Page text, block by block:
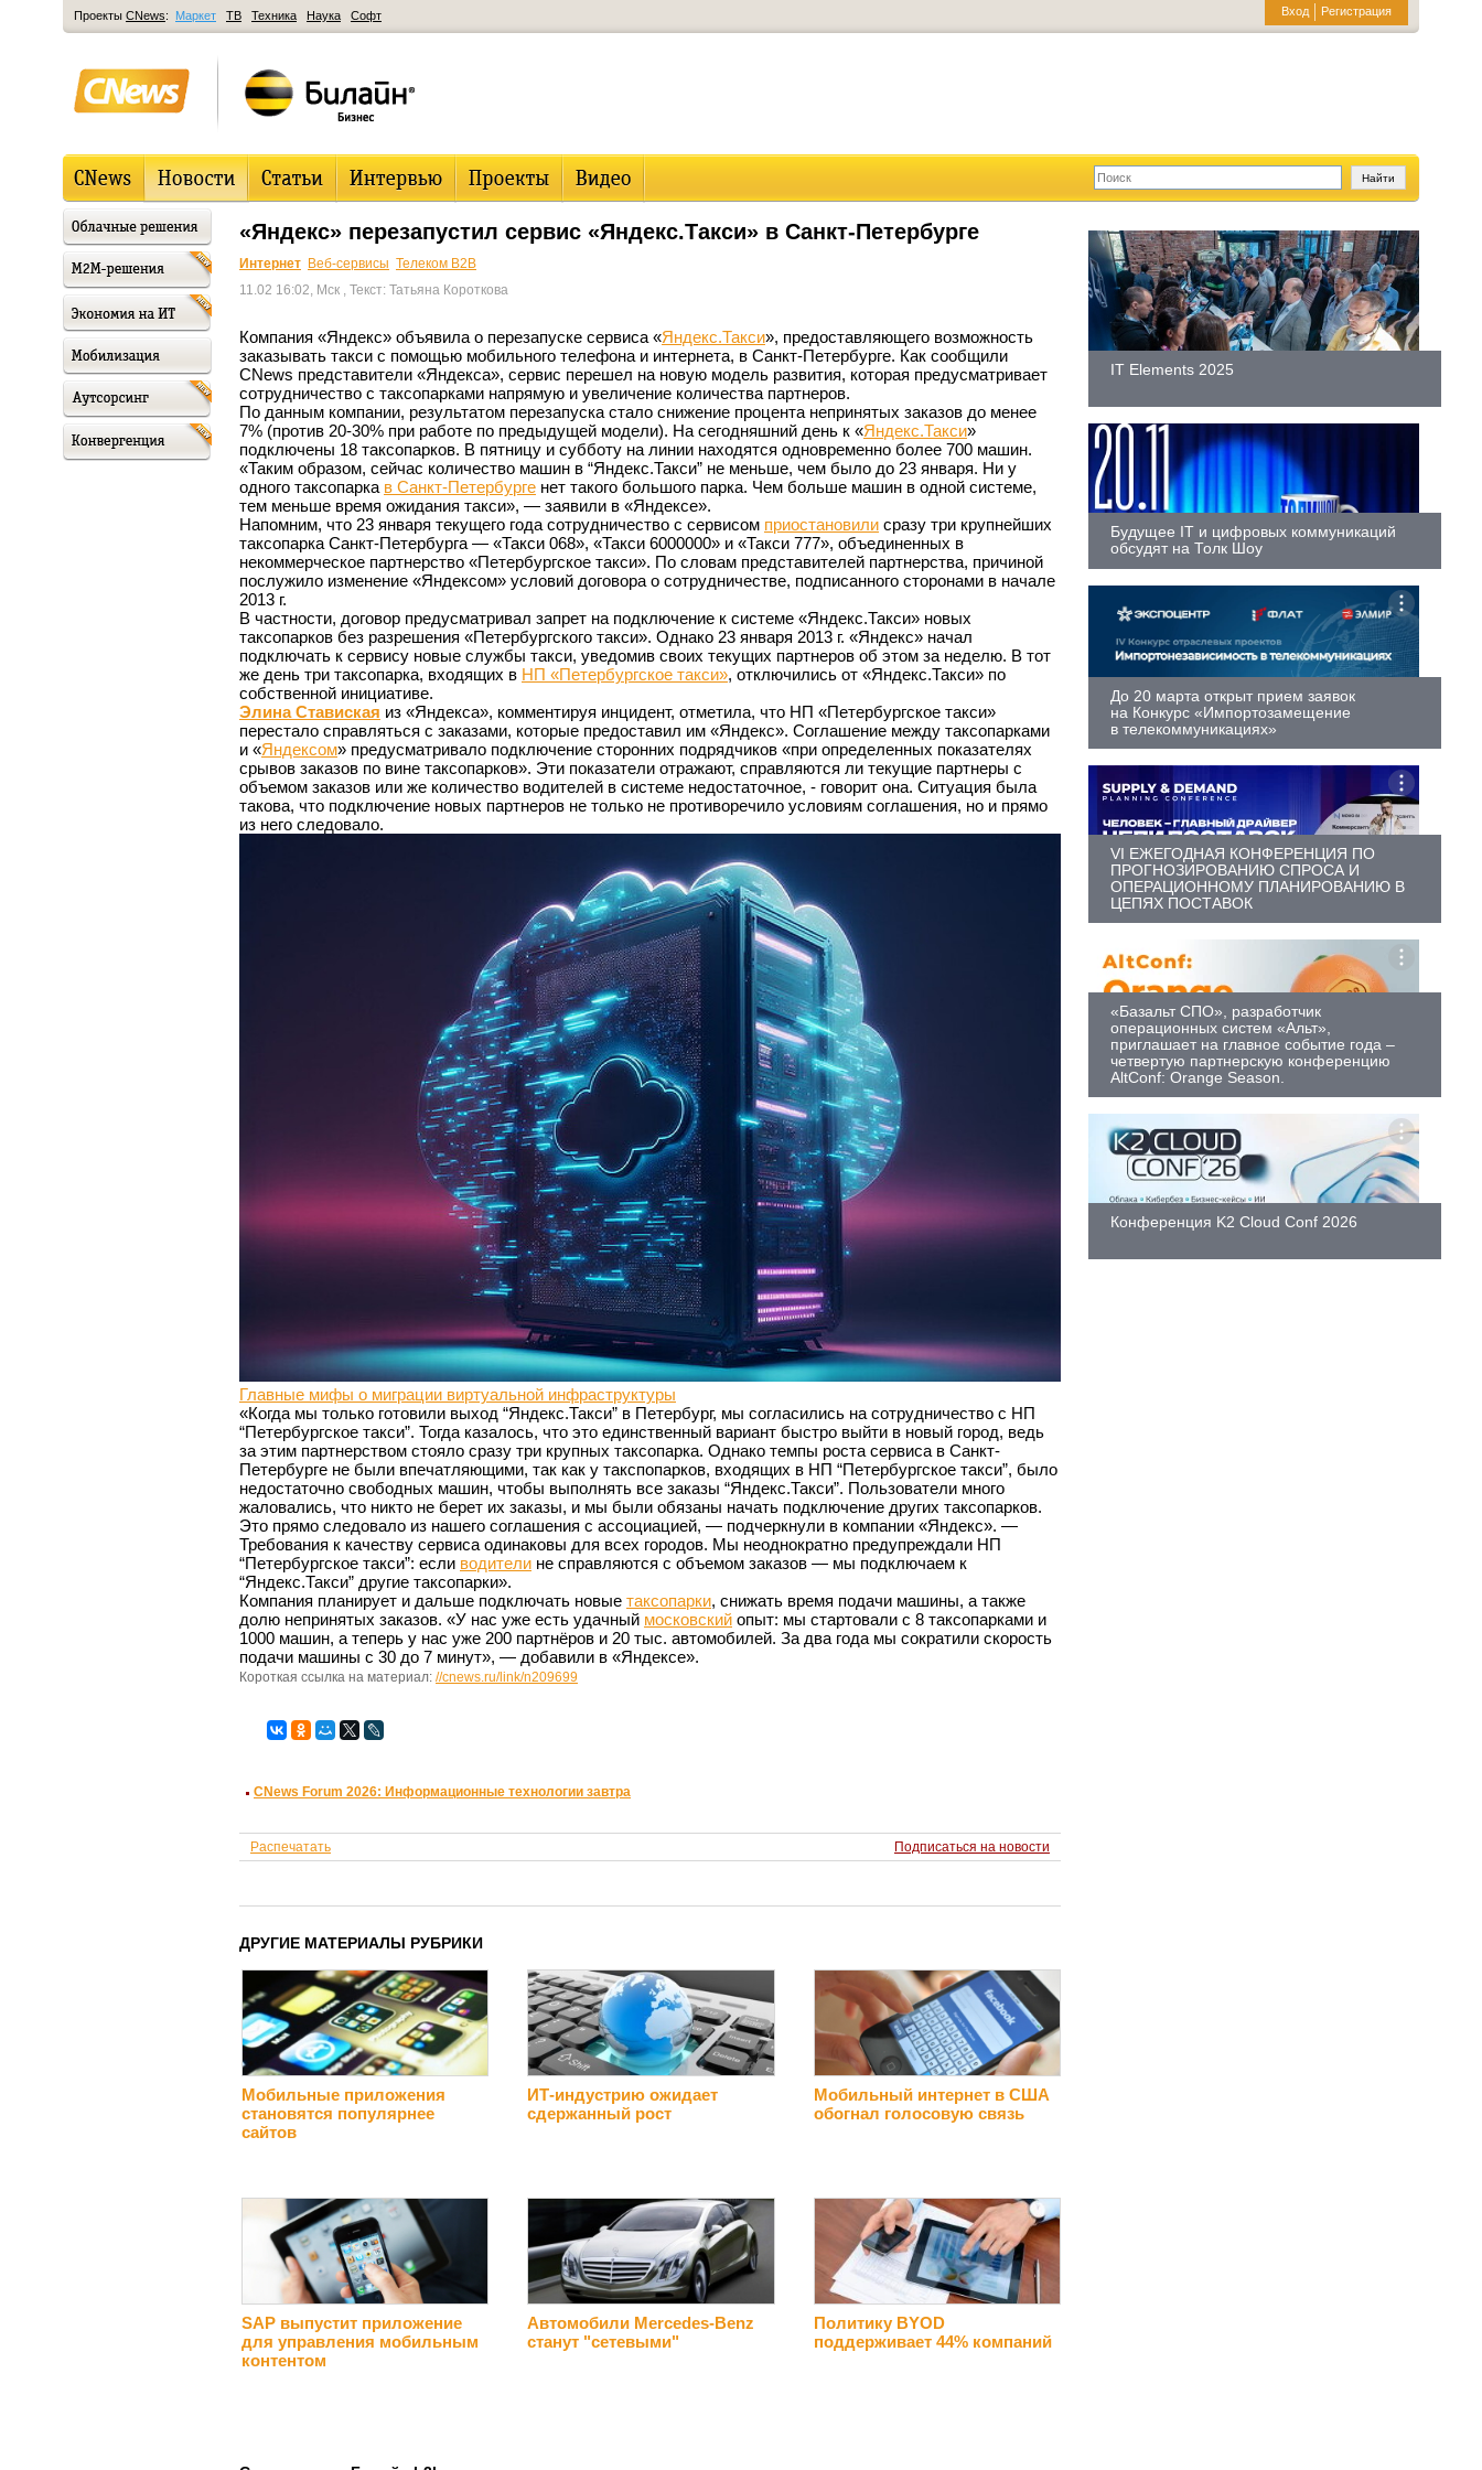
Вход Регистрация
Проекты CNews: Маркет ТВ Техника Наука Софт
«Яндекс» перезапустил сервис «Яндекс.Такси» в Санкт-Петербурге
Интернет Веб-сервисы Телеком B2B
11.02 16:02, Мск , Текст: Татьяна Короткова
Компания «Яндекс» объявила о перезапуске сервиса «Яндекс.Такси», предоставляющего возможность
заказывать такси с помощью мобильного телефона и интернета, в Санкт-Петербурге. Как сообщили
CNews представители «Яндекса», сервис перешел на новую модель развития, которая предусматривает
сотрудничество с таксопарками напрямую и увеличение количества партнеров.
По данным компании, результатом перезапуска стало снижение процента непринятых заказов до менее
7% (против 20-30% при работе по предыдущей модели). На сегодняшний день к «Яндекс.Такси»
подключены 18 таксопарков. В пятницу и субботу на линии находятся одновременно более 700 машин.
«Таким образом, сейчас количество машин в “Яндекс.Такси” не меньше, чем было до 23 января. Ни у
одного таксопарка в Санкт-Петербурге нет такого большого парка. Чем больше машин в одной системе,
тем меньше время ожидания такси», — заявили в «Яндексе».
Напомним, что 23 января текущего года сотрудничество с сервисом приостановили сразу три крупнейших
таксопарка Санкт-Петербурга — «Такси 068», «Такси 6000000» и «Такси 777», объединенных в
некоммерческое партнерство «Петербургское такси». По словам представителей партнерства, причиной
послужило изменение «Яндексом» условий договора о сотрудничестве, подписанного сторонами в начале
2013 г.
В частности, договор предусматривал запрет на подключение к системе «Яндекс.Такси» новых
таксопарков без разрешения «Петербургского такси». Однако 23 января 2013 г. «Яндекс» начал
подключать к сервису новые службы такси, уведомив своих текущих партнеров об этом за неделю. В тот
же день три таксопарка, входящих в НП «Петербургское такси», отключились от «Яндекс.Такси» по
собственной инициативе.
Элина Ставиская из «Яндекса», комментируя инцидент, отметила, что НП «Петербургское такси»
перестало справляться с заказами, которые предоставил им «Яндекс». Соглашение между таксопарками
и «Яндексом» предусматривало подключение сторонних подрядчиков «при определенных показателях
срывов заказов по вине таксопарков». Эти показатели отражают, справляются ли текущие партнеры с
объемом заказов или же количество водителей в системе недостаточное, - говорит она. Ситуация была
такова, что подключение новых партнеров не только не противоречило условиям соглашения, но и прямо
из него следовало.
Главные мифы о миграции виртуальной инфраструктуры
«Когда мы только готовили выход “Яндекс.Такси” в Петербург, мы согласились на сотрудничество с НП
“Петербургское такси”. Тогда казалось, что это единственный вариант быстро выйти в новый город, ведь
за этим партнерством стояло сразу три крупных таксопарка. Однако темпы роста сервиса в Санкт-
Петербурге не были впечатляющими, так как у такспопарков, входящих в НП “Петербургское такси”, было
недостаточно свободных машин, чтобы выполнять все заказы “Яндекс.Такси”. Пользователи много
жаловались, что никто не берет их заказы, и мы были обязаны начать подключение других таксопарков.
Это прямо следовало из нашего соглашения с ассоциацией, — подчеркнули в компании «Яндекс». —
Требования к качеству сервиса одинаковы для всех городов. Мы неоднократно предупреждали НП
“Петербургское такси”: если водители не справляются с объемом заказов — мы подключаем к
“Яндекс.Такси” другие таксопарки».
Компания планирует и дальше подключать новые таксопарки, снижать время подачи машины, а также
долю непринятых заказов. «У нас уже есть удачный московский опыт: мы стартовали с 8 таксопарками и
1000 машин, а теперь у нас уже 200 партнёров и 20 тыс. автомобилей. За два года мы сократили скорость
подачи машины с 30 до 7 минут», — добавили в «Яндексе».
Короткая ссылка на материал: //cnews.ru/link/n209699
CNews Forum 2026: Информационные технологии завтра
Распечатать Подписаться на новости
ДРУГИЕ МАТЕРИАЛЫ РУБРИКИ
Мобильные приложения
становятся популярнее
сайтов
ИТ-индустрию ожидает
сдержанный рост
Мобильный интернет в США
обогнал голосовую связь
SAP выпустит приложение
для управления мобильным
контентом
Автомобили Mercedes-Benz
станут "сетевыми"
Политику BYOD
поддерживает 44% компаний
IT Elements 2025
Будущее IT и цифровых коммуникаций
обсудят на Толк Шоу
До 20 марта открыт прием заявок
на Конкурс «Импортозамещение
в телекоммуникациях»
VI ЕЖЕГОДНАЯ КОНФЕРЕНЦИЯ ПО
ПРОГНОЗИРОВАНИЮ СПРОСА И
ОПЕРАЦИОННОМУ ПЛАНИРОВАНИЮ В
ЦЕПЯХ ПОСТАВОК
«Базальт СПО», разработчик
операционных систем «Альт»,
приглашает на главное событие года –
четвертую партнерскую конференцию
AltConf: Orange Season.
Конференция K2 Cloud Conf 2026